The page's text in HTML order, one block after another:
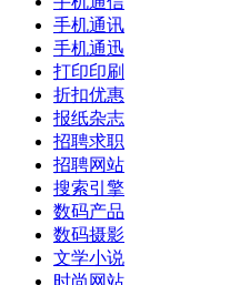
手机通讯
手机通迅
打印印刷
折扣优惠
报纸杂志
招聘求职
招聘网站
搜索引擎
数码产品
数码摄影
文学小说
时尚网站